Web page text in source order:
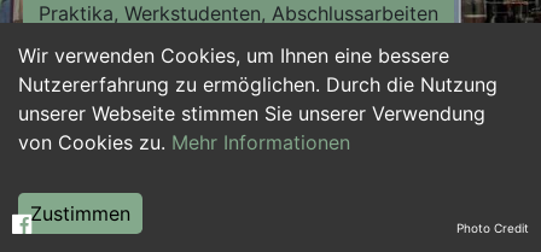
Wir verwenden Cookies, um Ihnen eine bessere
Nutzererfahrung zu ermöglichen. Durch die Nutzung
unserer Webseite stimmen Sie unserer Verwendung
von Cookies zu. Mehr Informationen
Zustimmen
Praktika, Werkstudenten, Abschlussarbeiten
Personalwesen Assistenz, Sekretariat
Hilfskräfte, Aushilfs- und Nebenjobs
Weiterbildung, Studium, duale Ausbildung Photo Credit